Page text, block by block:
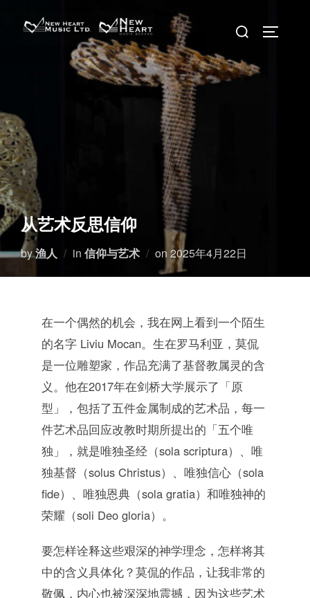
Search
从艺术反思信仰
by渔人 in 信仰与艺术 on Posted
on
2025年4月22日
在一个偶然的机会，我在网上看到一个陌生
的名字 Liviu Mocan。生在罗马利亚，莫侃
是一位雕塑家，作品充满了基督教属灵的含
义。他在2017年在剑桥大学展示了「原
型」，包括了五件金属制成的艺术品，每一
件艺术品回应改教时期所提出的「五个唯
独」，就是唯独圣经（sola scriptura）、唯
独基督（solus Christus）、唯独信心（sola
fide）、唯独恩典（sola gratia）和唯独神的
荣耀（soli Deo gloria）。
要怎样诠释这些艰深的神学理念，怎样将其
中的含义具体化？莫侃的作品，让我非常的
敬佩，内心也被深深地震撼，因为这些艺术